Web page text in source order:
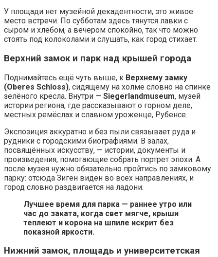
У площади нет музейной декадентности, это живое
место встречи. По субботам здесь тянутся лавки с
сыром и хлебом, а вечером спокойно, так что можно
стоять под колоколами и слушать, как город стихает.
Верхний замок и парк над крышей города
Поднимайтесь ещё чуть выше, к Верхнему замку
(Oberes Schloss), сидящему на холме словно на спинке
зелёного кресла. Внутри — Siegerlandmuseum, музей
истории региона, где рассказывают о горном деле,
местных ремёслах и славном уроженце, Рубенсе.
Экспозиция аккуратно и без пыли связывает руда и
рудники с городскими биографиями. В залах,
посвящённых искусству, — истории, документы и
произведения, помогающие собрать портрет эпохи. А
после музея нужно обязательно пройтись по замковому
парку: отсюда Зиген виден во всех направлениях, и
город словно раздвигается на ладони.
Лучшее время для парка — раннее утро или
час до заката, когда свет мягче, крыши
теплеют и корона на шпиле искрит без
показной яркости.
Нижний замок, площадь и университетская